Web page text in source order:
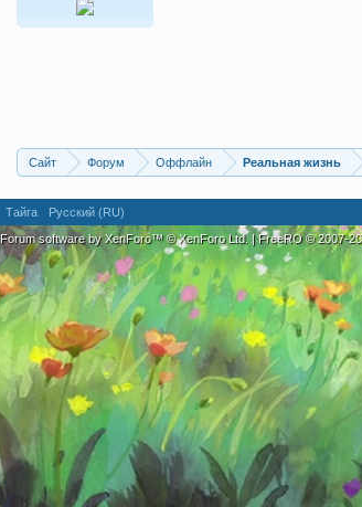
Сайт Форум Оффлайн Реальная жизнь
Тайга Русский (RU)
Forum software by XenForo™ © XenForo Ltd.|FreeRO©2007-